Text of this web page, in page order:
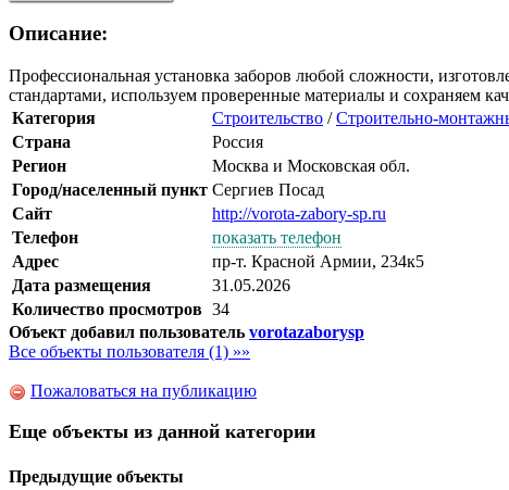
Описание:
Профессиональная установка заборов любой сложности,
стандартами, используем проверенные материалы и сохраняем
Категория
Строительство /Строительно-
Страна
Россия
Регион
Москва и Московская обл.
Город/населенный пункт Сергиев Посад
Сайт
http://vorota-zabory-sp.ru
Телефон
показать телефон
Адрес
пр-т. Красной Армии, 234к5
Дата размещения
31.05.2026
Количество просмотров 34
Объект добавил пользователь vorotazaborysp
Все объекты пользователя (1) »»
Пожаловаться на публикацию
Еще объекты из данной категории
Предыдущие объекты